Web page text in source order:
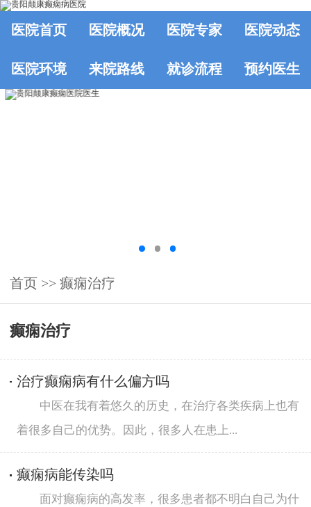
医院首页 医院概况 医院专家 医院动态
医院环境 来院路线 就诊流程 预约医生
首页 >> 癫痫治疗
癫痫治疗
治疗癫痫病有什么偏方吗
中医在我有着悠久的历史，在治疗各类疾病上也有
着很多自己的优势。因此，很多人在患上...
癫痫病能传染吗
面对癫痫病的高发率，很多患者都不明白自己为什